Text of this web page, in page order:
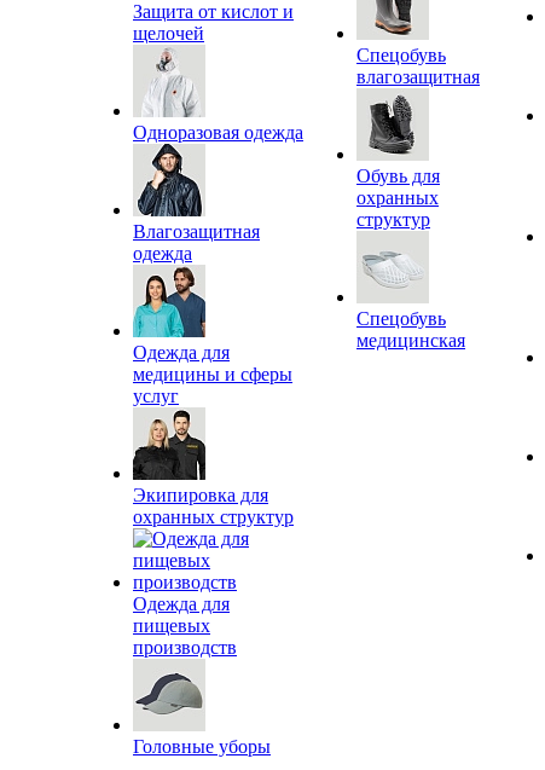
Защита от кислот и
щелочей
Одноразовая одежда
Влагозащитная
одежда
Одежда для
медицины и сферы
услуг
Экипировка для
охранных структур
Одежда для
пищевых
производств
Головные уборы
Спецобувь
влагозащитная
Обувь для
охранных
структур
Спецобувь
медицинская